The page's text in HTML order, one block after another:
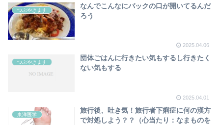
つぶやきます
なんでこんなにバックの口が開いてるんだ
ろう
2025.04.06
つぶやきます
団体ごはんに行きたい気もするし行きたく
ない気もする
2025.04.01
東洋医学
旅行後、吐き気！旅行者下痢症に何の漢方
で対処しよう？？（心当たり：なまものを